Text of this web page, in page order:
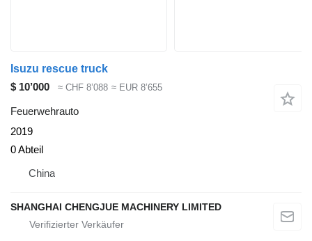
Isuzu rescue truck
$ 10’000
≈ CHF 8’088 ≈ EUR 8’655
Feuerwehrauto
2019
0 Abteil
China
SHANGHAI CHENGJUE MACHINERY LIMITED